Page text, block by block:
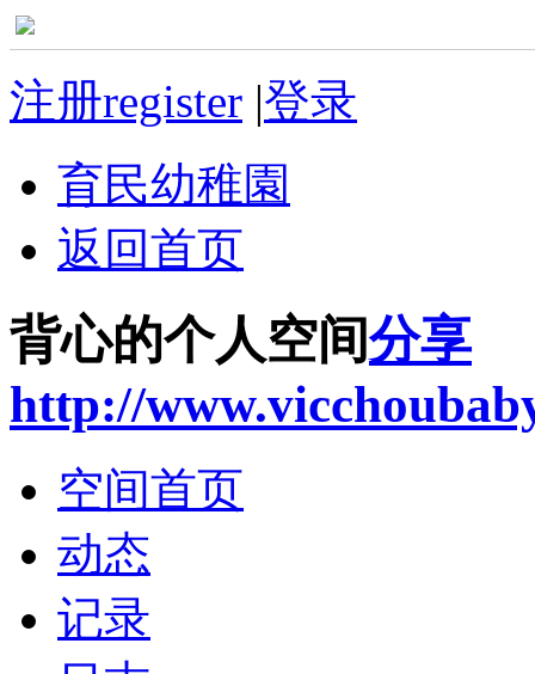
注册register |登录
育民幼稚園
返回首页
背心的个人空间分享
http://
空间首页
动态
记录